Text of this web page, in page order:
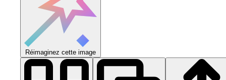
Réimaginez cette image